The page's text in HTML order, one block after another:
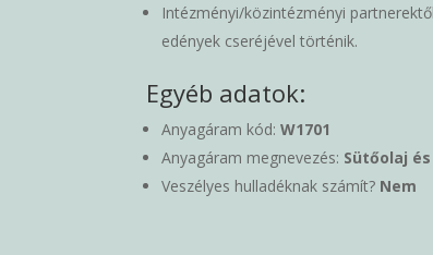
Intézményi/közintézményi
edények cseréjével történik.
Egyéb adatok:
Anyagáram kód:W1701
Anyagáram megnevezés: Sütőolaj
Veszélyes hulladéknak számít? Nem